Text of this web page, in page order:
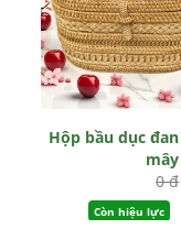
Hộp bầu dục đan
mây
0 đ
Còn hiệu lực